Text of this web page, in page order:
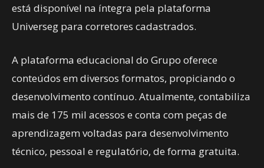
está disponível na íntegra pela plataforma
Universeg para corretores cadastrados.
A plataforma educacional do Grupo oferece
conteúdos em diversos formatos, propiciando o
desenvolvimento contínuo. Atualmente, contabiliza
mais de 175 mil acessos e conta com peças de
aprendizagem voltadas para desenvolvimento
técnico, pessoal e regulatório, de forma gratuita.